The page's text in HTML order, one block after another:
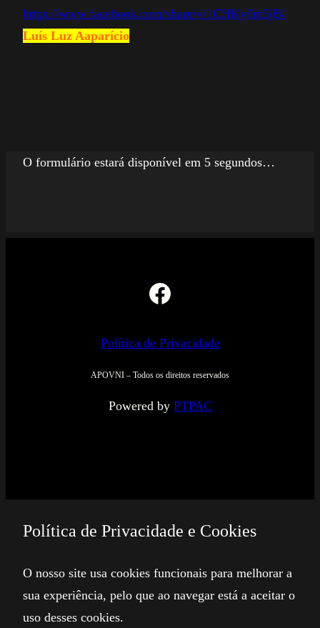
https://www.facebook.com/share/v/1CHKy9m5jB/
Luís Luz Aaparício
O formulário estará disponível em 5 segundos…
Facebook
Política de Privacidade
APOVNI – Todos os direitos reservados
Powered by PTPAC
Política de Privacidade e Cookies
O nosso site usa cookies funcionais para melhorar a
sua experiência, pelo que ao navegar está a aceitar o
uso desses cookies.